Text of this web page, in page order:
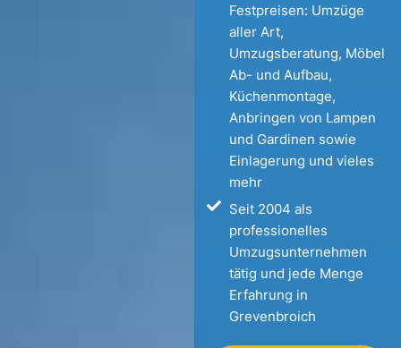
Festpreisen: Umzüge
aller Art,
Umzugsberatung, Möbel
Ab- und Aufbau,
Küchenmontage,
Anbringen von Lampen
und Gardinen sowie
Einlagerung und vieles
mehr
Seit 2004 als
professionelles
Umzugsunternehmen
tätig und jede Menge
Erfahrung in
Grevenbroich